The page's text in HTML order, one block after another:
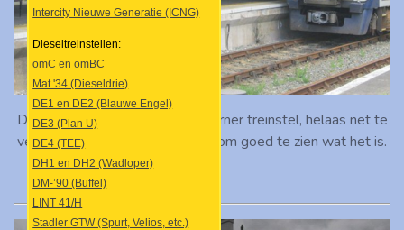
Daarachter stond nog een moderner treinstel, helaas net te
veel achter de 2815 verborgen om goed te zien wat het is.
Intercity Nieuwe Generatie (ICNG)
Dieseltreinstellen:
omC en omBC
Mat.'34 (Dieseldrie)
DE1 en DE2 (Blauwe Engel)
DE3 (Plan U)
DE4 (TEE)
DH1 en DH2 (Wadloper)
DM-’90 (Buffel)
LINT 41/H
Stadler GTW (Spurt, Velios, etc.)